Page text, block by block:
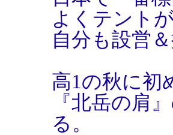
よくテント
自分も設営
高1の秋に初
『北岳の肩
る。